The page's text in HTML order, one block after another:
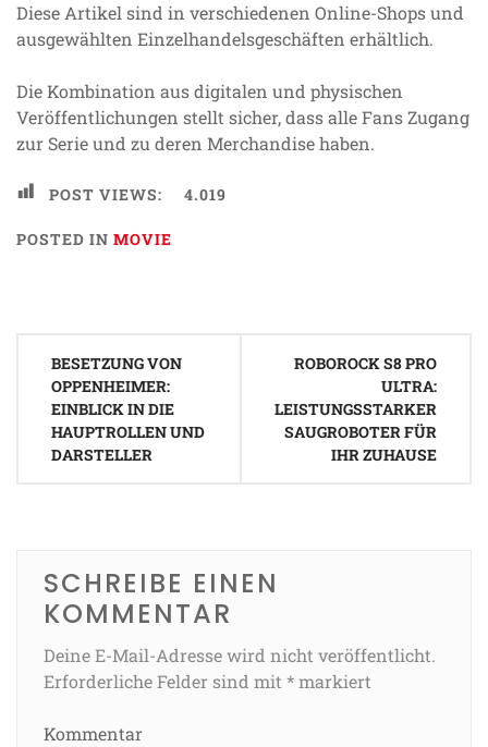
Diese Artikel sind in verschiedenen Online-Shops und
ausgewählten Einzelhandelsgeschäften erhältlich.
Die Kombination aus digitalen und physischen
Veröffentlichungen stellt sicher, dass alle Fans Zugang
zur Serie und zu deren Merchandise haben.
POST VIEWS: 4.019
POSTED IN MOVIE
BESETZUNG VON
OPPENHEIMER:
EINBLICK IN DIE
HAUPTROLLEN UND
DARSTELLER
ROBOROCK S8 PRO
ULTRA:
LEISTUNGSSTARKER
SAUGROBOTER FÜR
IHR ZUHAUSE
SCHREIBE EINEN
KOMMENTAR
Deine E-Mail-Adresse wird nicht veröffentlicht.
Erforderliche Felder sind mit *markiert
Kommentar